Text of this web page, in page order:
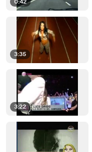
0:42
3:35
3:22